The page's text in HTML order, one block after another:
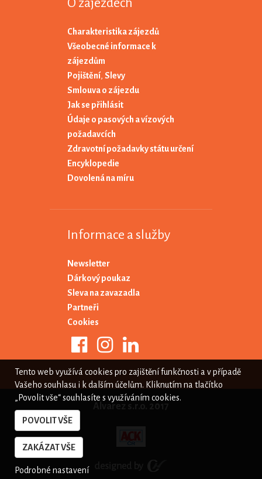
Tento web využívá cookies pro zajištění funkčnosti a v případě
Vašeho souhlasu i k dalším účelům. Kliknutím na tlačítko
„Povolit vše“ souhlasíte s využíváním cookies.
POVOLIT VŠE
ZAKÁZAT VŠE
Podrobné nastavení
O zájezdech
Charakteristika zájezdů
Všeobecné informace k
zájezdům
Pojištění, Slevy
Smlouva o zájezdu
Jak se přihlásit
Údaje o pasových a vízových
požadavcích
Zdravotní požadavky státu určení
Encyklopedie
Dovolená na míru
Informace a služby
Newsletter
Dárkový poukaz
Sleva na zavazadla
Partneři
Cookies